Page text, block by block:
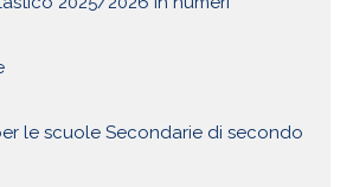
le scuole Secondarie di secondo